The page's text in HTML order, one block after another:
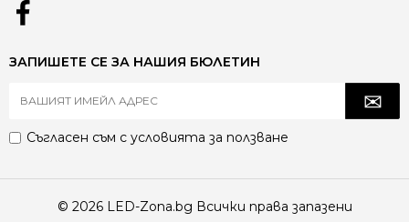
ЗАПИШЕТЕ СЕ ЗА НАШИЯ БЮЛЕТИН
Съгласен съм с условията за ползване
© 2026 LED-Zona.bg Всички права запазени